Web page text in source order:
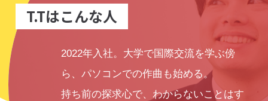
T.Tはこんな人
2022年入社。大学で国際交流を学ぶ傍
ら、パソコンでの作曲も始める。
持ち前の探求心で、わからないことはす
エントリーはこちら
よくある質問 会社概要